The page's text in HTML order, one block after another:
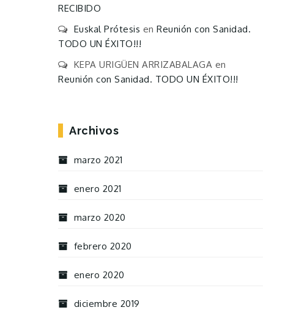
RECIBIDO
Euskal Prótesis en Reunión con Sanidad.
TODO UN ÉXITO!!!
KEPA URIGÜEN ARRIZABALAGA en
Reunión con Sanidad. TODO UN ÉXITO!!!
Archivos
marzo 2021
enero 2021
marzo 2020
febrero 2020
enero 2020
diciembre 2019